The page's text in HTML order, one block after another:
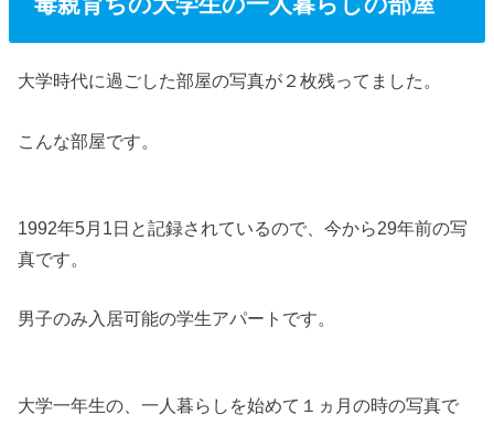
大学時代に過ごした部屋の写真が２枚残ってました。
こんな部屋です。
1992年5月1日と記録されているので、今から29年前の写
真です。
男子のみ入居可能の学生アパートです。
大学一年生の、一人暮らしを始めて１ヵ月の時の写真で